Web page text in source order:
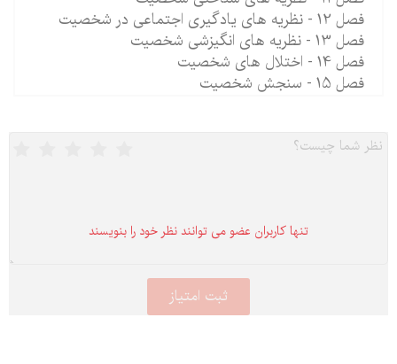
فصل 12 - نظریه های یادگیری اجتماعی در شخصیت
فصل 13 - نظریه های انگیزشی شخصیت
فصل 14 - اختلال های شخصیت
فصل 15 - سنجش شخصیت
تنها كاربران عضو می توانند نظر خود را بنویسند